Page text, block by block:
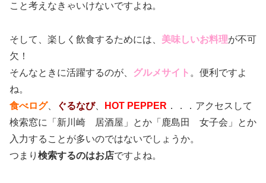
こと考えなきゃいけないですよね。
そして、楽しく飲食するためには、 美味しいお料理が不可
欠！
そんなときに活躍するのが、 グルメサイト 。便利ですよ
ね。
食べログ、 ぐるなび、 HOT PEPPER ．．．アクセスして
検索窓に「新川崎 居酒屋」とか「鹿島田 女子会」とか
入力することが多いのではないでしょうか。
つまり 検索するのはお店ですよね。